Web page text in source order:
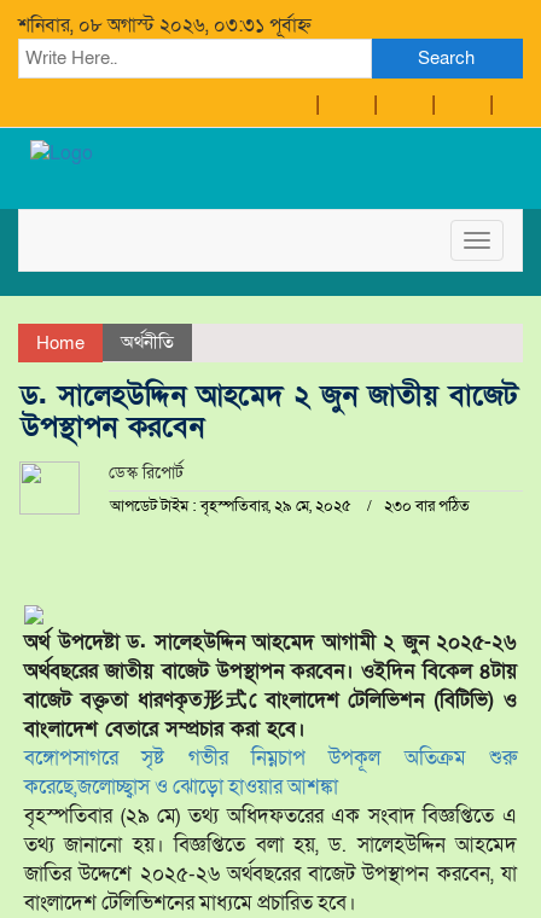
শনিবার, ০৮ অগাস্ট ২০২৬, ০৩:৩১ পূর্বাহ্ন
Search
Toggle
Home অর্থনীতি
ড. সালেহউদ্দিন আহমেদ ২ জুন জাতীয় বাজেট
উপস্থাপন করবেন
ডেস্ক রিপোর্ট
আপডেট টাইম : বৃহস্পতিবার, ২৯ মে, ২০২৫ ২৩০ বার পঠিত
অর্থ উপদেষ্টা ড. সালেহউদ্দিন আহমেদ আগামী ২ জুন ২০২৫-২৬
অর্থবছরের জাতীয় বাজেট উপস্থাপন করবেন। ওইদিন বিকেল ৪টায়
বাজেট বক্তৃতা ধারণকৃত形式ে বাংলাদেশ টেলিভিশন (বিটিভি) ও
বাংলাদেশ বেতারে সম্প্রচার করা হবে।
বঙ্গোপসাগরে সৃষ্ট গভীর নিম্নচাপ উপকূল অতিক্রম শুরু
করেছে,জলোচ্ছ্বাস ও ঝোড়ো হাওয়ার আশঙ্কা
বৃহস্পতিবার (২৯ মে) তথ্য অধিদফতরের এক সংবাদ বিজ্ঞপ্তিতে এ
তথ্য জানানো হয়। বিজ্ঞপ্তিতে বলা হয়, ড. সালেহউদ্দিন আহমেদ
জাতির উদ্দেশে ২০২৫-২৬ অর্থবছরের বাজেট উপস্থাপন করবেন, যা
বাংলাদেশ টেলিভিশনের মাধ্যমে প্রচারিত হবে।